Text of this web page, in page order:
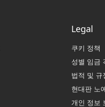
Legal
쿠키 정책
성별 임금
법적 및 규
현대판 노
개인 정보